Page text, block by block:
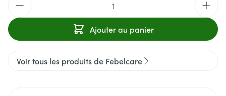
Ajouter au panier
Voir tous les produits de Febelcare